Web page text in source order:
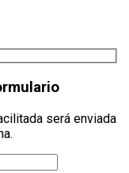
será enviada